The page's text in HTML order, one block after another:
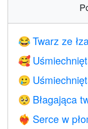
😂 Twarz ze
🥰
🥲
🥺 Błagająca
❤️‍🔥 Serce w